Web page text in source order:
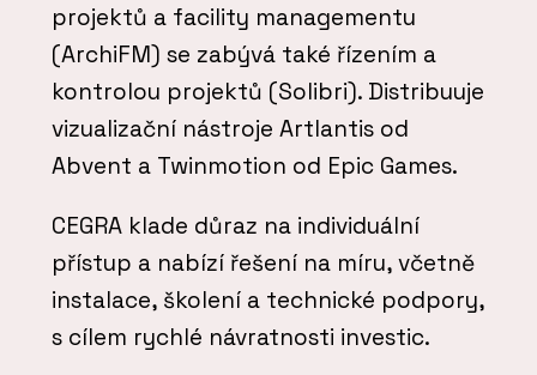
projektů a facility managementu
(ArchiFM) se zabývá také řízením a
kontrolou projektů (Solibri). Distribuuje
vizualizační nástroje Artlantis od
Abvent a Twinmotion od Epic Games.
CEGRA klade důraz na individuální
přístup a nabízí řešení na míru, včetně
instalace, školení a technické podpory,
s cílem rychlé návratnosti investic.